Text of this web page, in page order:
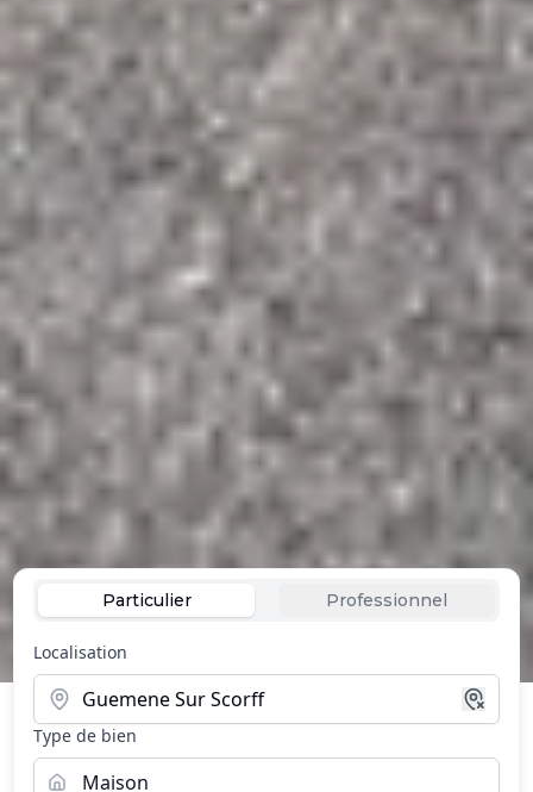
Particulier Professionnel
Localisation
Type de bien
Maison